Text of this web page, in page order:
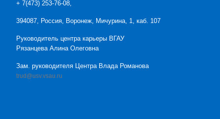
+ 7(473) 253-76-08,
394087, Россия, Воронеж, Мичурина, 1, каб. 107
Руководитель центра карьеры ВГАУ
Рязанцева Алина Олеговна
Зам. руководителя Центра Влада Романова
trud@usv.vsau.ru